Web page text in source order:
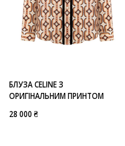
БЛУЗА CELINE З
ОРИГІНАЛЬНИМ ПРИНТОМ
28 000 ₴